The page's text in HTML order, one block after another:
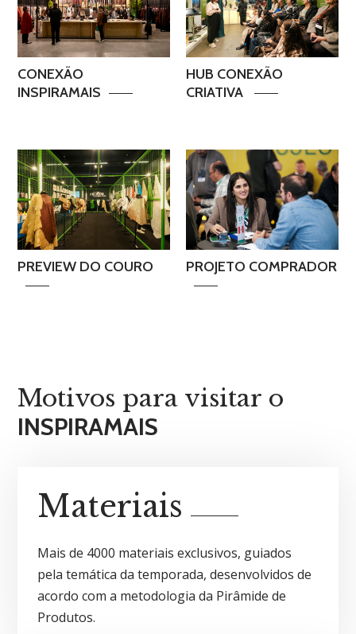
CONEXÃO
INSPIRAMAIS
HUB CONEXÃO
CRIATIVA
PREVIEW DO COURO PROJETO COMPRADOR
Motivos para visitar o
INSPIRAMAIS
Materiais
Mais de 4000 materiais exclusivos, guiados
pela temática da temporada, desenvolvidos de
acordo com a metodologia da Pirâmide de
Produtos.